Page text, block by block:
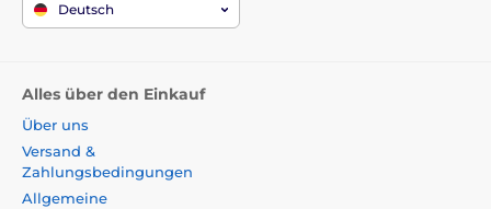
Deutsch
Alles über den Einkauf
Über uns
Versand &
Zahlungsbedingungen
Allgemeine